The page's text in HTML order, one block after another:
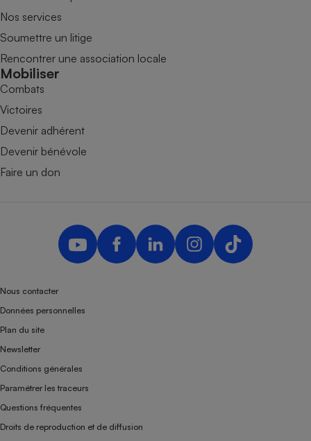
Nos services
Soumettre un litige
Rencontrer une association locale
Mobiliser
Combats
Victoires
Devenir adhérent
Devenir bénévole
Faire un don
Nous contacter
Données personnelles
Plan du site
Newsletter
Conditions générales
Paramétrer les traceurs
Questions fréquentes
Droits de reproduction et de diffusion